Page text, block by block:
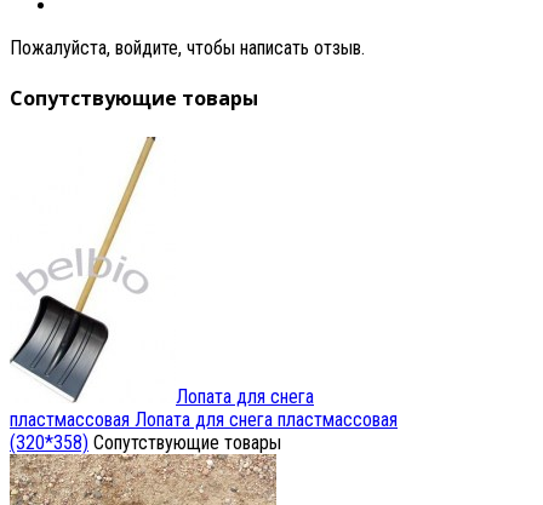
Пожалуйста, войдите, чтобы написать отзыв.
Сопутствующие товары
Лопата для снега
пластмассовая Лопата для снега пластмассовая
(320*358) Сопутствующие товары